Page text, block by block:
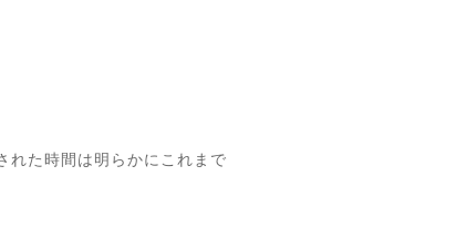
れた時間は明らかにこれまで